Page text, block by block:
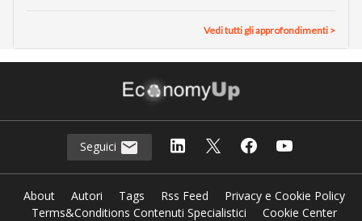
Vedi tutti gli approfondimenti >
Seguici
About Autori Tags Rss Feed
Privacy e Cookie Policy
Terms&Conditions Contenuti Specialistici
Cookie Center